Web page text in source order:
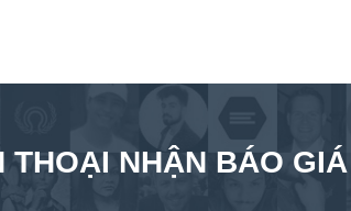
NHẬN BÁO GIÁ